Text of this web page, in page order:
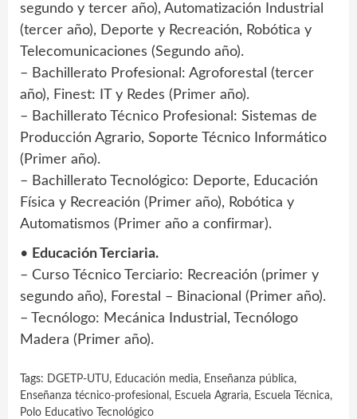
segundo y tercer año), Automatización Industrial
(tercer año), Deporte y Recreación, Robótica y
Telecomunicaciones (Segundo año).
– Bachillerato Profesional: Agroforestal (tercer
año), Finest: IT y Redes (Primer año).
– Bachillerato Técnico Profesional: Sistemas de
Producción Agrario, Soporte Técnico Informático
(Primer año).
– Bachillerato Tecnológico: Deporte, Educación
Física y Recreación (Primer año), Robótica y
Automatismos (Primer año a confirmar).
• Educación Terciaria.
– Curso Técnico Terciario: Recreación (primer y
segundo año), Forestal – Binacional (Primer año).
– Tecnólogo: Mecánica Industrial, Tecnólogo
Madera (Primer año).
Tags: DGETP-UTU, Educación media, Enseñanza pública,
Enseñanza técnico-profesional , Escuela Agraria, Escuela Técnica,
Polo Educativo Tecnológico